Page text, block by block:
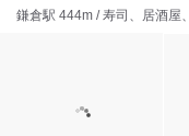
鎌倉駅 444m / 寿司、居酒屋